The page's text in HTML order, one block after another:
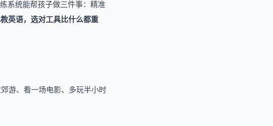
系统能帮孩子做三件事：精准
英语，选对工具比什么都重
游、看一场电影、多玩半小时